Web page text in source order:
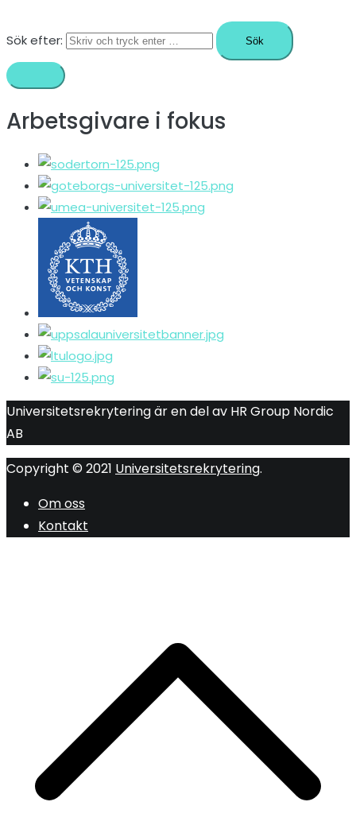
Sök efter:
Arbetsgivare i fokus
Universitetsrekrytering är en del av HR Group Nordic
AB
Copyright © 2021 Universitetsrekrytering.
Om oss
Kontakt